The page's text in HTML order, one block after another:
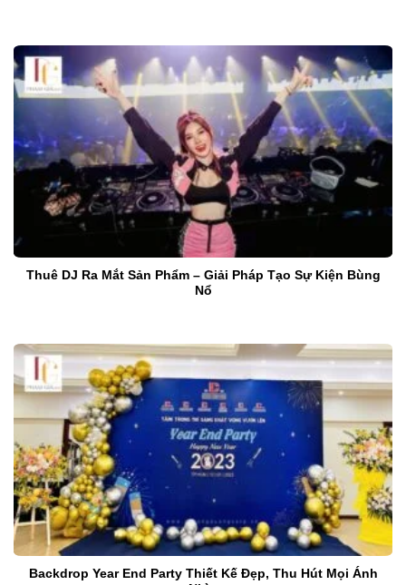
Thuê DJ Ra Mắt Sản Phẩm – Giải Pháp Tạo Sự Kiện Bùng
Nổ
Backdrop Year End Party Thiết Kế Đẹp, Thu Hút Mọi Ánh